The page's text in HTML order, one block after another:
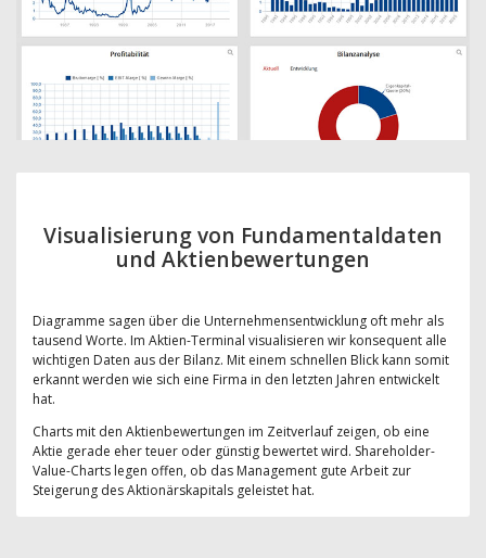
Visualisierung von Fundamentaldaten
und Aktienbewertungen
Diagramme sagen über die Unternehmensentwicklung oft mehr als
tausend Worte. Im Aktien-Terminal visualisieren wir konsequent alle
wichtigen Daten aus der Bilanz. Mit einem schnellen Blick kann somit
erkannt werden wie sich eine Firma in den letzten Jahren entwickelt
hat.
Charts mit den Aktienbewertungen im Zeitverlauf zeigen, ob eine
Aktie gerade eher teuer oder günstig bewertet wird. Shareholder-
Value-Charts legen offen, ob das Management gute Arbeit zur
Steigerung des Aktionärskapitals geleistet hat.